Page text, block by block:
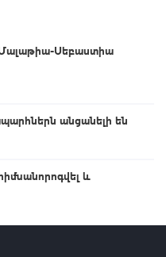
Սեբաստիա
անցանելի են
և